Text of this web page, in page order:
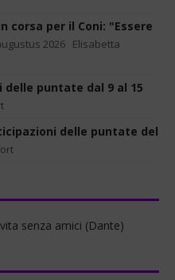
corsa per il Coni: "Essere
2026 Elisabetta
delle puntate dal 9 al 15
delle puntate del
senza amici (Dante)